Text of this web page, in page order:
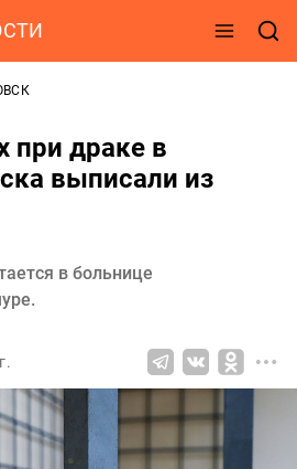
при драке в
выписали из
в больнице